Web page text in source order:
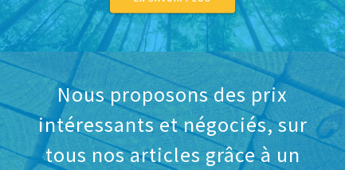
Nous proposons des prix
intéressants et négociés, sur
tous nos articles grâce à un